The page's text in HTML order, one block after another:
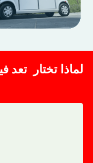
لماذا تختار تعد